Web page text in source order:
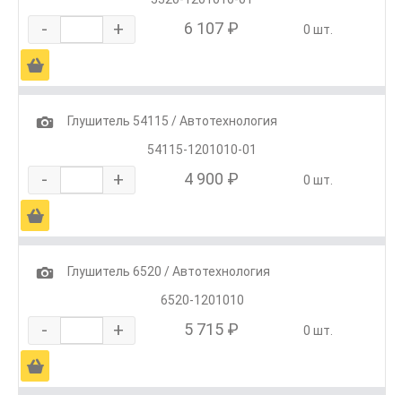
- + 6 107 ₽ 0 шт.
Ä
1
Глушитель 54115 / Автотехнология
54115-1201010-01
- + 4 900 ₽ 0 шт.
Ä
1
Глушитель 6520 / Автотехнология
6520-1201010
- + 5 715 ₽ 0 шт.
Ä